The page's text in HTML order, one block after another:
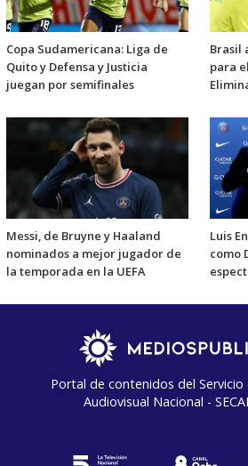
Copa Sudamericana: Liga de
Quito y Defensa y Justicia
juegan por semifinales
Brasil
para
Messi, de Bruyne y Haaland
nominados a mejor jugador de
la temporada en la UEFA
Luis
como
Portal de contenidos del Servicio
Audiovisual Nacional -